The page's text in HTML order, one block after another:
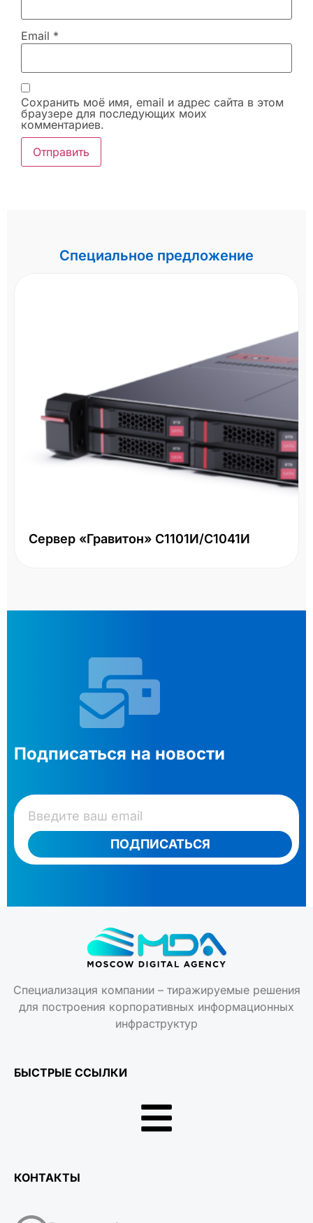
Email *
Сохранить моё имя, email и адрес сайта в этом
браузере для последующих моих
комментариев.
Специальное предложение
Сервер «Гравитон» С1101И/С1041И
Подписаться на новости
ПОДПИСАТЬСЯ
Специализация компании – тиражируемые решения
для построения корпоративных информационных
инфраструктур
БЫСТРЫЕ ССЫЛКИ
КОНТАКТЫ